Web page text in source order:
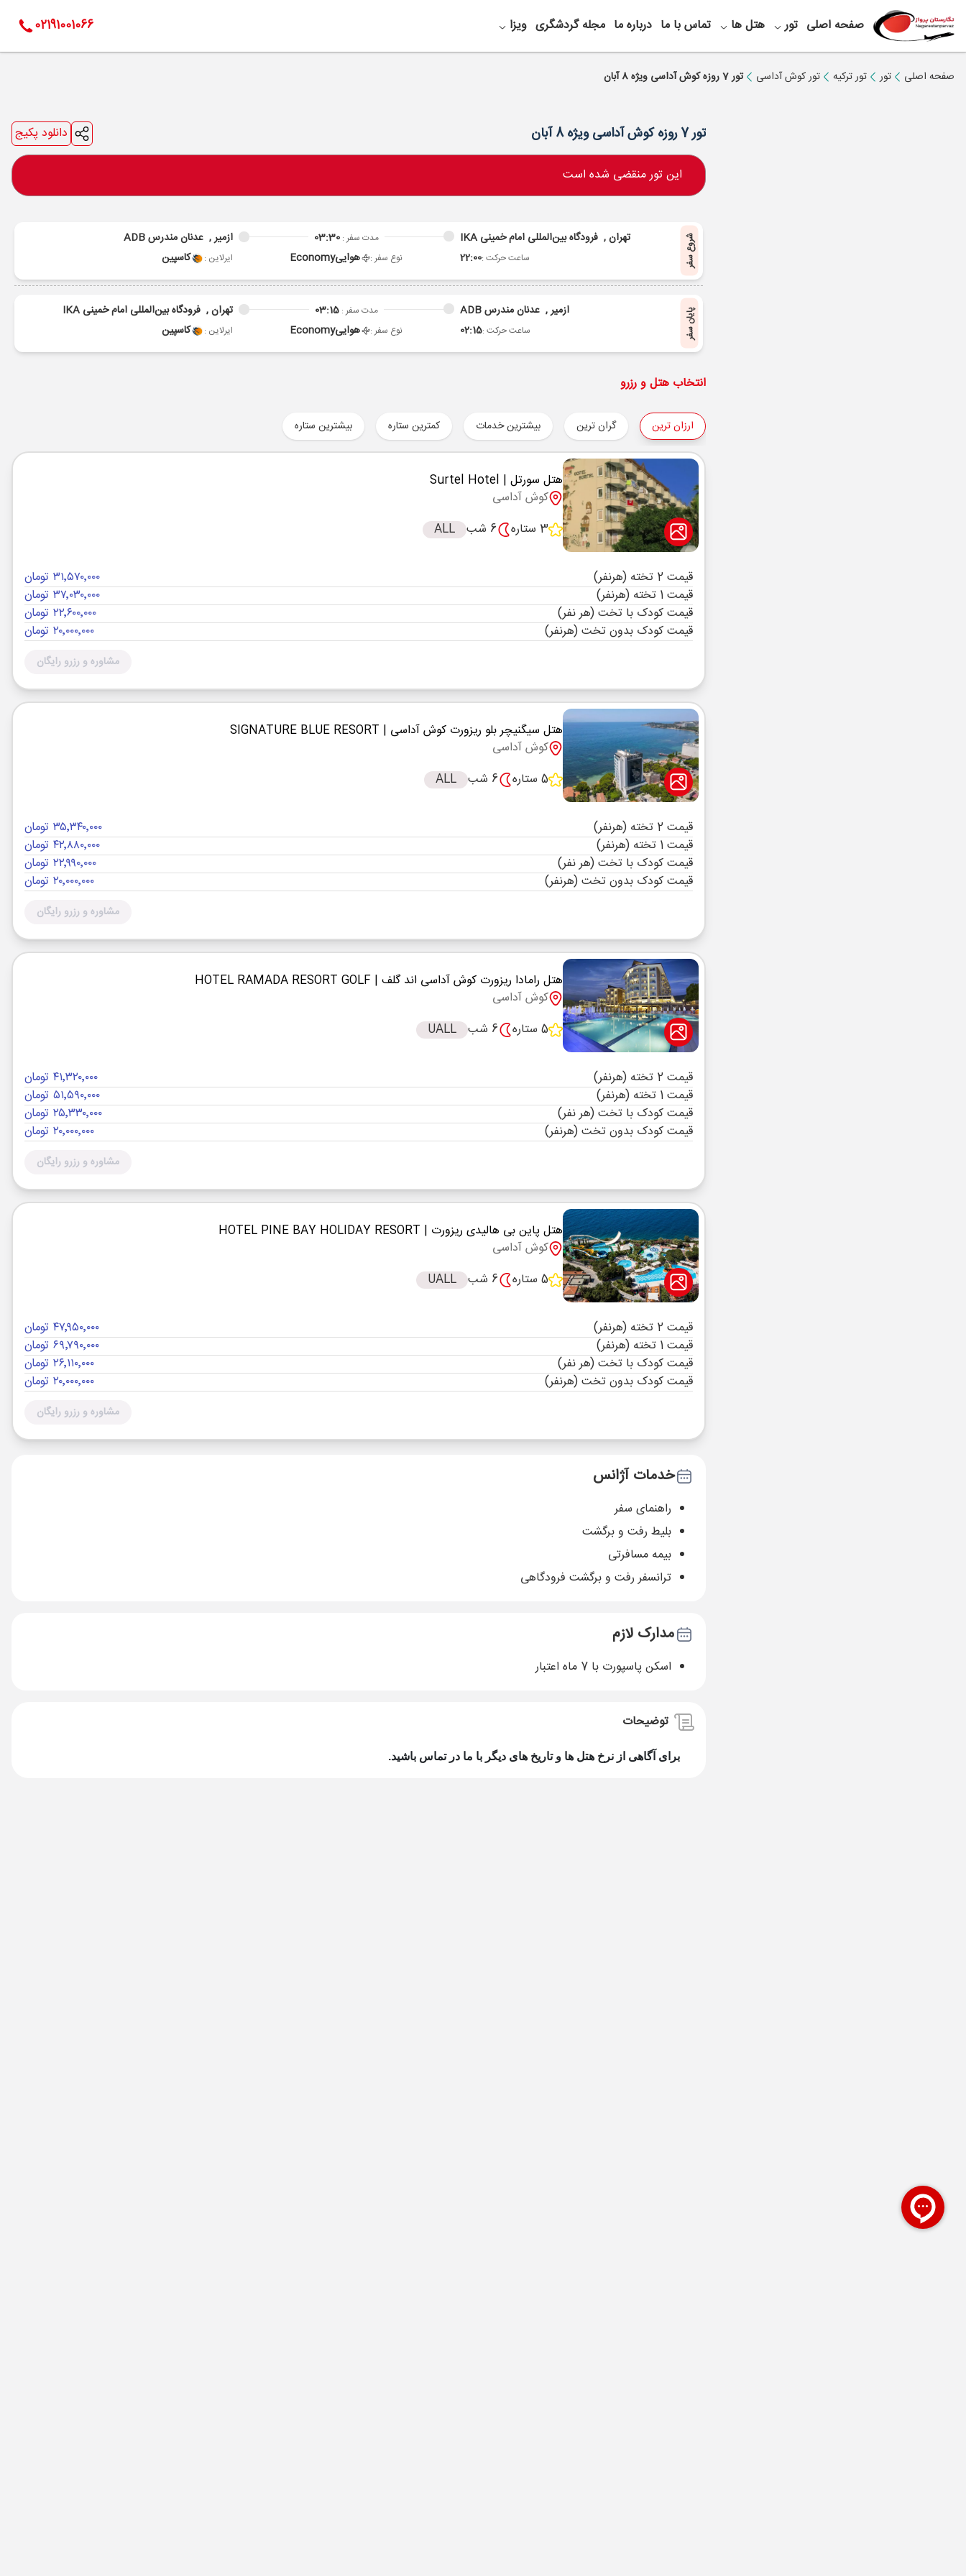
صفحه اصلی تور هتل ها تماس با ما درباره ما مجله گردشگری ویزا 02191001066
صفحه اصلی تور تور ترکیه تور کوش آداسی تور 7 روزه کوش آداسی ویژه 8 آبان
تور 7 روزه کوش آداسی ویژه 8 آبان دانلود پکیج
این تور منقضی شده است
شروع سفر تهران , فرودگاه بین‌المللی امام خمینی IKA
ساعت حرکت :22:00
مدت سفر :03:30
نوع سفر : هواییEconomy
ازمیر , عدنان مندرس ADB
ایرلاین : کاسپین
پایان سفر ازمیر , عدنان مندرس ADB
ساعت حرکت :02:15
مدت سفر :03:15
نوع سفر : هواییEconomy
تهران , فرودگاه بین‌المللی امام خمینی IKA
ایرلاین : کاسپین
انتخاب هتل و رزرو
ارزان ترین گران ترین بیشترین خدمات کمترین ستاره بیشترین ستاره
هتل سورتل | Surtel Hotel
کوش آداسی
3 ستاره
6 شب ALL
قیمت 2 تخته (هرنفر)
۳۱٬۵۷۰٬۰۰۰ تومان
قیمت 1 تخته (هرنفر)
۳۷٬۰۳۰٬۰۰۰ تومان
قیمت کودک با تخت (هر نفر)
۲۲٬۶۰۰٬۰۰۰ تومان
قیمت کودک بدون تخت (هرنفر)
۲۰٬۰۰۰٬۰۰۰ تومان
مشاوره و رزرو رایگان
هتل سیگنیچر بلو ریزورت کوش آداسی | SIGNATURE BLUE RESORT
کوش آداسی
5 ستاره
6 شب ALL
قیمت 2 تخته (هرنفر)
۳۵٬۳۴۰٬۰۰۰ تومان
قیمت 1 تخته (هرنفر)
۴۲٬۸۸۰٬۰۰۰ تومان
قیمت کودک با تخت (هر نفر)
۲۲٬۹۹۰٬۰۰۰ تومان
قیمت کودک بدون تخت (هرنفر)
۲۰٬۰۰۰٬۰۰۰ تومان
مشاوره و رزرو رایگان
هتل رامادا ریزورت کوش آداسی اند گلف | HOTEL RAMADA RESORT GOLF
کوش آداسی
5 ستاره
6 شب UALL
قیمت 2 تخته (هرنفر)
۴۱٬۳۲۰٬۰۰۰ تومان
قیمت 1 تخته (هرنفر)
۵۱٬۵۹۰٬۰۰۰ تومان
قیمت کودک با تخت (هر نفر)
۲۵٬۳۳۰٬۰۰۰ تومان
قیمت کودک بدون تخت (هرنفر)
۲۰٬۰۰۰٬۰۰۰ تومان
مشاوره و رزرو رایگان
هتل پاین بی هالیدی ریزورت | HOTEL PINE BAY HOLIDAY RESORT
کوش آداسی
5 ستاره
6 شب UALL
قیمت 2 تخته (هرنفر)
۴۷٬۹۵۰٬۰۰۰ تومان
قیمت 1 تخته (هرنفر)
۶۹٬۷۹۰٬۰۰۰ تومان
قیمت کودک با تخت (هر نفر)
۲۶٬۱۱۰٬۰۰۰ تومان
قیمت کودک بدون تخت (هرنفر)
۲۰٬۰۰۰٬۰۰۰ تومان
مشاوره و رزرو رایگان
خدمات آژانس
راهنمای سفر
بلیط رفت و برگشت
بیمه مسافرتی
ترانسفر رفت و برگشت فرودگاهی
مدارک لازم
اسکن پاسپورت با 7 ماه اعتبار
توضیحات
برای آگاهی از نرخ هتل ها و تاریخ های دیگر با ما در تماس باشید.